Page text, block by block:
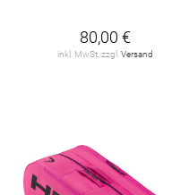
80,00 €
inkl. MwSt. zzgl. Versand